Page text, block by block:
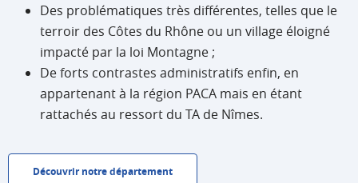
Des problématiques très différentes, telles que le
terroir des Côtes du Rhône ou un village éloigné
impacté par la loi Montagne ;
De forts contrastes administratifs enfin, en
appartenant à la région PACA mais en étant
rattachés au ressort du TA de Nîmes.
Découvrir notre département